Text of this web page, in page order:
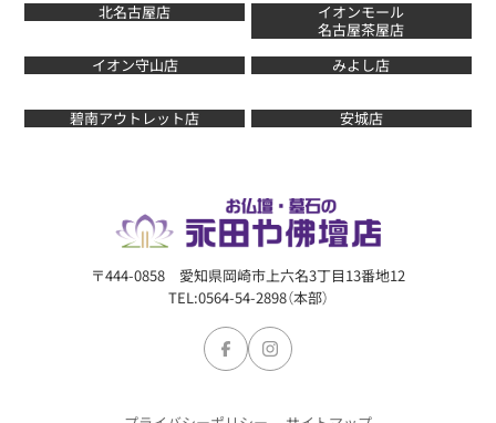
北名古屋店
イオンモール
名古屋茶屋店
イオン守山店
みよし店
碧南アウトレット店 安城店
〒444-0858 愛知県岡崎市上六名3丁目13番地12
TEL:0564-54-2898（本部）